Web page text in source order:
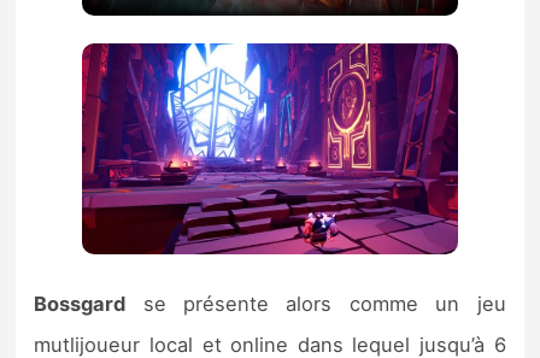
Bossgard se présente alors comme un jeu
mutlijoueur local et online dans lequel jusqu’à 6